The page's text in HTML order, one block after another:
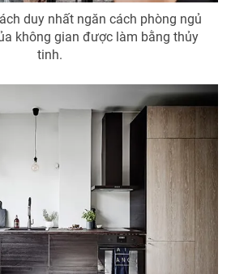
duy nhất ngăn cách phòng ngủ
không gian được làm bằng thủy
tinh.